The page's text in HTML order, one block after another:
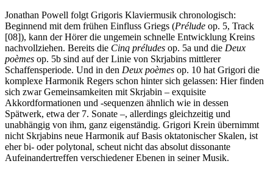
Jonathan Powell folgt Grigoris Klaviermusik chronologisch:
Beginnend mit dem frühen Einfluss Griegs (Prélude op. 5, Track
[08]), kann der Hörer die ungemein schnelle Entwicklung Kreins
nachvollziehen. Bereits die Cinq préludes op. 5a und die Deux
poèmes op. 5b sind auf der Linie von Skrjabins mittlerer
Schaffensperiode. Und in den Deux poèmes op. 10 hat Grigori die
komplexe Harmonik Regers schon hinter sich gelassen: Hier finden
sich zwar Gemeinsamkeiten mit Skrjabin – exquisite
Akkordformationen und -sequenzen ähnlich wie in dessen
Spätwerk, etwa der 7. Sonate –, allerdings gleichzeitig und
unabhängig von ihm, ganz eigenständig. Grigori Krein übernimmt
nicht Skrjabins neue Harmonik auf Basis oktatonischer Skalen, ist
eher bi- oder polytonal, scheut nicht das absolut dissonante
Aufeinandertreffen verschiedener Ebenen in seiner Musik.